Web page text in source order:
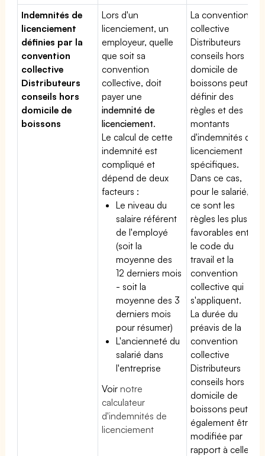
Indemnités de
licenciement
définies par la
convention
collective
Distributeurs
conseils hors
domicile de
boissons
Lors d'un
licenciement, un
employeur, quelle
que soit sa
convention
collective, doit
payer une
indemnité de
licenciement.
Le calcul de cette
indemnité est
compliqué et
dépend de deux
facteurs :
Le niveau du
salaire référent
de l'employé
(soit la
moyenne des
12 derniers mois
- soit la
moyenne des 3
derniers mois
pour résumer)
L'ancienneté du
salarié dans
l'entreprise
Voirnotre
calculateur
d'indemnités de
licenciement
La convention
collective
Distributeurs
conseils hors
domicile de
boissons peut
définir des
règles et des
montants
d'indemnités de
licenciement
spécifiques.
Dans ce cas,
pour le salarié,
ce sont les
règles les plus
favorables entre
le code du
travail et la
convention
collective qui
s'appliquent.
La durée du
préavis de la
convention
collective
Distributeurs
conseils hors
domicile de
boissons peut
également être
modifiée par
rapport à celle